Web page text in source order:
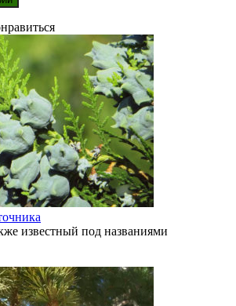
известный под названиями